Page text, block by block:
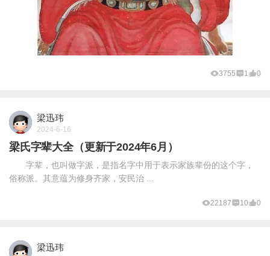
3755 1 0
梁迅玮
2024-6-16
梁氏字辈大全（更新于2024年6月）
字辈，也叫做字派，是指名字中用于表示家族辈份的这个字，
俗称派。其意蕴为修身齐家，安民治 ...
22187 10 0
梁迅玮